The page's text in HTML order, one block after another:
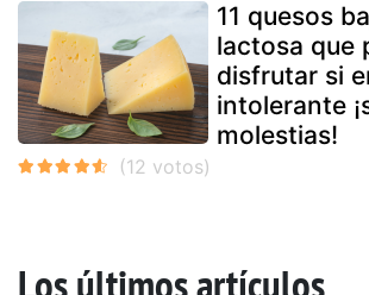
11 quesos
lactosa que
disfrutar si
intolerante
molestias!